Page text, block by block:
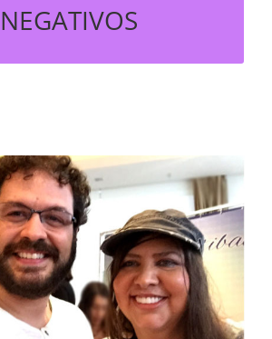
NEGATIVOS